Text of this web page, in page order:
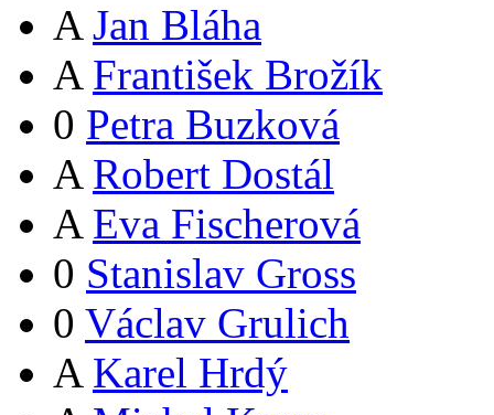
A Jan Bláha
A František Brožík
0 Petra Buzková
A Robert Dostál
A Eva Fischerová
0 Stanislav Gross
0 Václav Grulich
A Karel Hrdý